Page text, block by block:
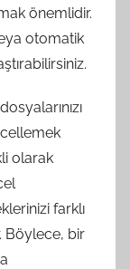
önemlidir.
otomatik
olarak
farklı
Böylece, bir